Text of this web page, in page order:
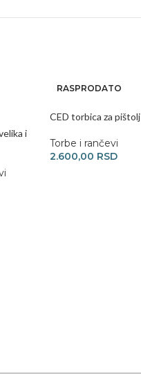
i
RASPRODATO
CED torbica za
Torbe i rančevi
2.600,00 RSD